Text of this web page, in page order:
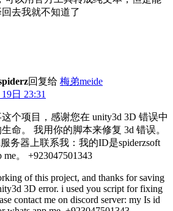
去我就不知道了
回复给 梅弟meide
日 23:31
个项目，感谢您在 unity3d 3D 错误中
命。 我用你的脚本来修复 3d 错误。
务器上联系我：我的ID是spiderzsoft
me。 +923047501343
of this project, and thanks for saving
3D error. i used you script for fixing
contact me on discord server: my Is id